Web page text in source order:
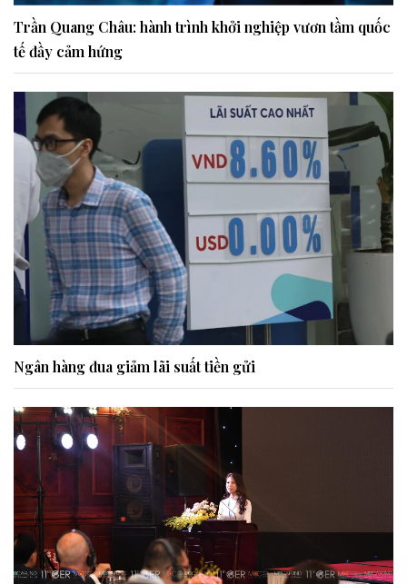
Trần Quang Châu: hành trình khởi nghiệp vươn tầm quốc
tế đầy cảm hứng
Ngân hàng đua giảm lãi suất tiền gửi